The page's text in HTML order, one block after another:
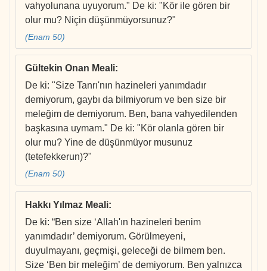
vahyolunana uyuyorum." De ki: "Kör ile gören bir
olur mu? Niçin düşünmüyorsunuz?"
(Enam 50)
Gültekin Onan Meali:
De ki: "Size Tanrı'nın hazineleri yanımdadır
demiyorum, gaybı da bilmiyorum ve ben size bir
meleğim de demiyorum. Ben, bana vahyedilenden
başkasına uymam." De ki: "Kör olanla gören bir
olur mu? Yine de düşünmüyor musunuz
(tetefekkerun)?"
(Enam 50)
Hakkı Yılmaz Meali:
De ki: “Ben size ‘Allah'ın hazineleri benim
yanımdadır’ demiyorum. Görülmeyeni,
duyulmayanı, geçmişi, geleceği de bilmem ben.
Size ‘Ben bir meleğim’ de demiyorum. Ben yalnızca